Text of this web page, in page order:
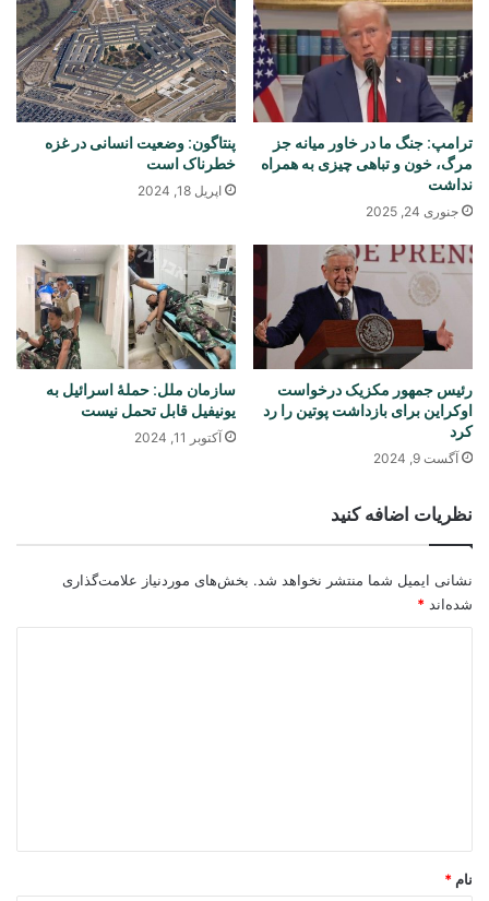
ترامپ: جنگ ما در خاور میانه جز
مرگ، خون و تباهی چیزی به همراه
نداشت
جنوری 24, 2025
پنتاگون: وضعیت انسانی در غزه
خطرناک است
اپریل 18, 2024
رئیس جمهور مکزیک درخواست
اوکراین برای بازداشت پوتین را رد
کرد
آگست 9, 2024
سازمان ملل: حملۀ اسرائیل به
یونیفیل قابل تحمل نیست
آکتوبر 11, 2024
نظریات اضافه کنید
نشانی ایمیل شما منتشر نخواهد شد. بخش‌های موردنیاز علامت‌گذاری
شده‌اند *
نام *